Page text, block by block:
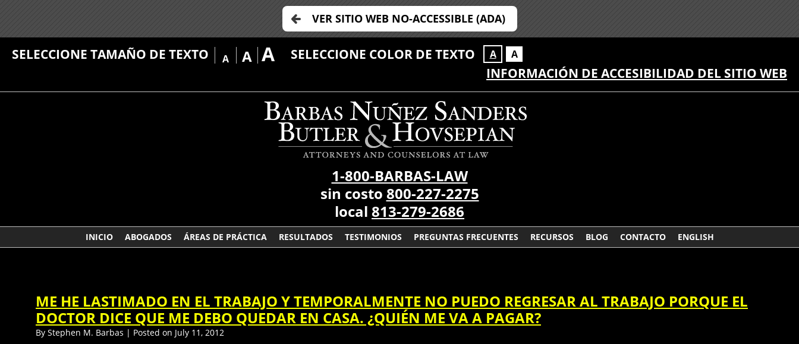
VER SITIO WEB NO-ACCESSIBLE (ADA)
SELECCIONE TAMAÑO DE TEXTO A A A SELECCIONE COLOR DE TEXTO A A
INFORMACIÓN DE ACCESIBILIDAD DEL SITIO WEB
1-800-BARBAS-LAW
sin costo 800-227-2275
local 813-279-2686
INICIO ABOGADOS ÁREAS DE PRÁCTICA RESULTADOS TESTIMONIOS PREGUNTAS FRECUENTES RECURSOS BLOG CONTACTO ENGLISH
ME HE LASTIMADO EN EL TRABAJO Y TEMPORALMENTE NO PUEDO REGRESAR AL TRABAJO PORQUE EL
DOCTOR DICE QUE ME DEBO QUEDAR EN CASA. ¿QUIÉN ME VA A PAGAR?
By Stephen M. Barbas | Posted on July 11, 2012